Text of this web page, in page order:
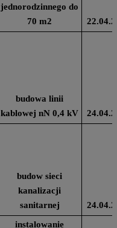
jednorodzinnego do
70 m2
budowa linii
kablowej nN 0,4 kV
budow sieci
kanalizacji
sanitarnej
instalowanie